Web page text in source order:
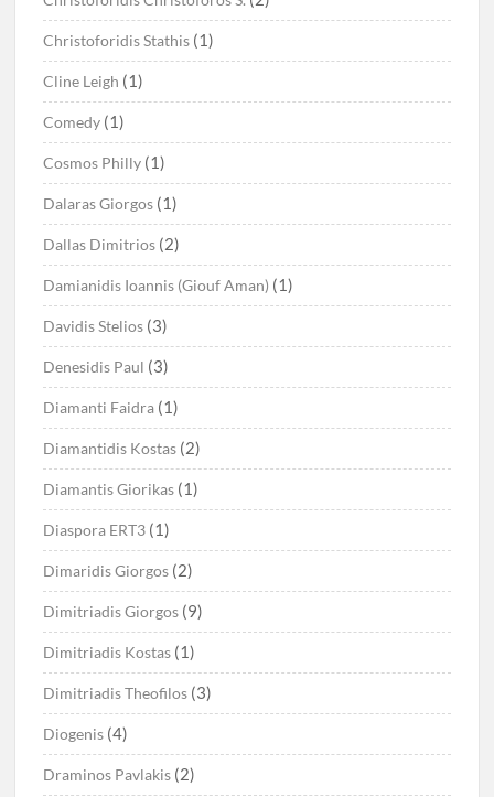
Christoforidis Stathis (1)
Cline Leigh (1)
Comedy (1)
Cosmos Philly (1)
Dalaras Giorgos (1)
Dallas Dimitrios (2)
Damianidis Ioannis (Giouf Aman) (1)
Davidis Stelios (3)
Denesidis Paul (3)
Diamanti Faidra (1)
Diamantidis Kostas (2)
Diamantis Giorikas (1)
Diaspora ERT3 (1)
Dimaridis Giorgos (2)
Dimitriadis Giorgos (9)
Dimitriadis Kostas (1)
Dimitriadis Theofilos (3)
Diogenis (4)
Draminos Pavlakis (2)